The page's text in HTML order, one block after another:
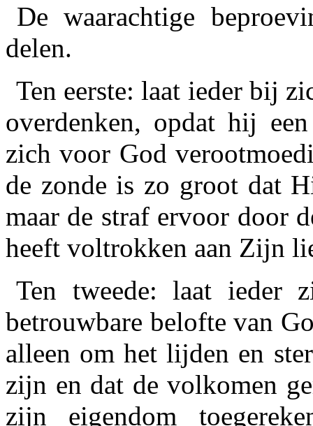
De waarachtige
delen.
Ten eerste: laat ieder bij
overdenken, opdat hij
zich voor God
de zonde is zo groot dat
maar de straf ervoor door
heeft voltrok­ken aan Zijn
Ten tweede: laat ieder
betrouwbare belofte van
alleen om het lijden en
zijn en dat de volkomen
zijn eigendom